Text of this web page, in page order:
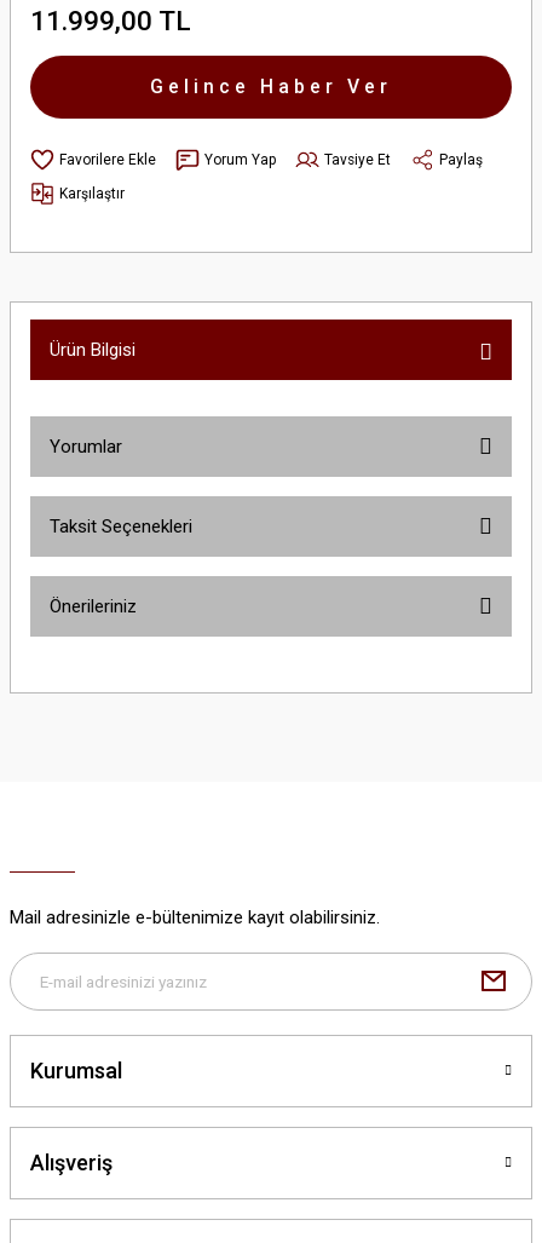
11.999,00 TL
Gelince Haber Ver
Yorum Yap Tavsiye Et
Paylaş
Karşılaştır
Ürün Bilgisi
Yorumlar
Taksit Seçenekleri
Önerileriniz
yetersiz gördüğünüz noktaları öneri formunu kullanarak tarafımıza
Bu ürüne benzer farklı alternatifler olmalı.
Mail adresinizle e-bültenimize kayıt olabilirsiniz.
Kurumsal
Alışveriş